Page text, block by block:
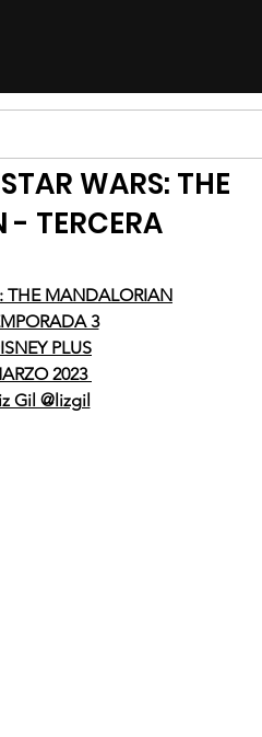
WARS: THE
- TERCERA
THE MANDALORIAN
3
PLUS
2023
Gil @lizgil